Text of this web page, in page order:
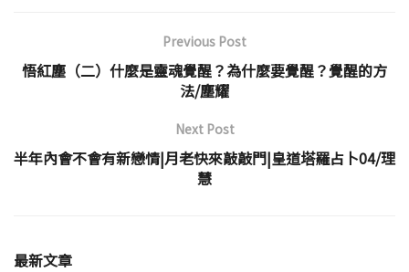
Previous Post
悟紅塵（二）什麼是靈魂覺醒？為什麼要覺醒？覺醒的方
法/塵耀
Next Post
半年內會不會有新戀情|月老快來敲敲門|皇道塔羅占卜04/理
慧
最新文章